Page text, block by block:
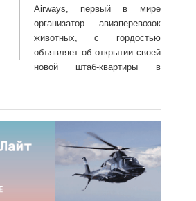
Airways, первый в мире
организатор авиаперевозок
животных, с гордостью
объявляет об открытии своей
новой штаб-квартиры в